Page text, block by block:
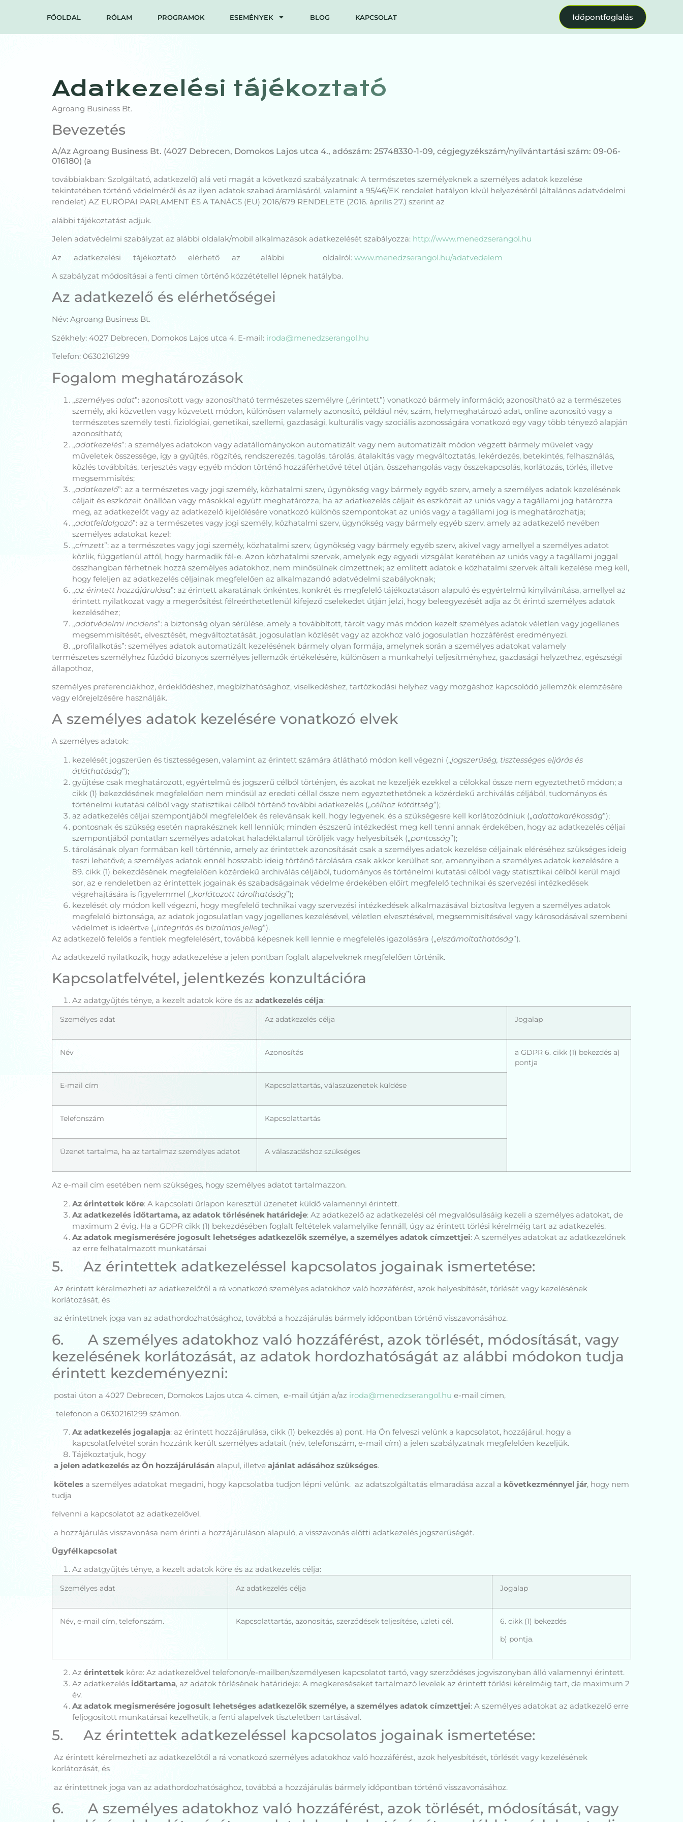
FŐOLDAL RÓLAM PROGRAMOK ESEMÉNYEK BLOG KAPCSOLAT Időpontfoglalás
Adatkezelési tájékoztató
Agroang Business Bt.
Bevezetés
A/Az Agroang Business Bt. (4027 Debrecen, Domokos Lajos utca 4., adószám: 25748330-1-09, cégjegyzékszám/nyilvántartási szám: 09-06-
016180) (a
továbbiakban: Szolgáltató, adatkezelő) alá veti magát a következő szabályzatnak: A természetes személyeknek a személyes adatok kezelése
tekintetében történő védelméről és az ilyen adatok szabad áramlásáról, valamint a 95/46/EK rendelet hatályon kívül helyezéséről (általános adatvédelmi
rendelet) AZ EURÓPAI PARLAMENT ÉS A TANÁCS (EU) 2016/679 RENDELETE (2016. április 27.) szerint az
alábbi tájékoztatást adjuk.
Jelen adatvédelmi szabályzat az alábbi oldalak/mobil alkalmazások adatkezelését szabályozza: http://www.menedzserangol.hu
Az adatkezelési tájékoztató elérhető az alábbi oldalról: www.menedzserangol.hu/adatvedelem
A szabályzat módosításai a fenti címen történő közzététellel lépnek hatályba.
Az adatkezelő és elérhetőségei
Név: Agroang Business Bt.
Székhely: 4027 Debrecen, Domokos Lajos utca 4. E-mail: iroda@menedzserangol.hu
Telefon: 06302161299
Fogalom meghatározások
„személyes adat”: azonosított vagy azonosítható természetes személyre („érintett”) vonatkozó bármely információ; azonosítható az a természetes
személy, aki közvetlen vagy közvetett módon, különösen valamely azonosító, például név, szám, helymeghatározó adat, online azonosító vagy a
természetes személy testi, fiziológiai, genetikai, szellemi, gazdasági, kulturális vagy szociális azonosságára vonatkozó egy vagy több tényező alapján
azonosítható;
„adatkezelés”: a személyes adatokon vagy adatállományokon automatizált vagy nem automatizált módon végzett bármely művelet vagy
műveletek összessége, így a gyűjtés, rögzítés, rendszerezés, tagolás, tárolás, átalakítás vagy megváltoztatás, lekérdezés, betekintés, felhasználás,
közlés továbbítás, terjesztés vagy egyéb módon történő hozzáférhetővé tétel útján, összehangolás vagy összekapcsolás, korlátozás, törlés, illetve
megsemmisítés;
„adatkezelő”: az a természetes vagy jogi személy, közhatalmi szerv, ügynökség vagy bármely egyéb szerv, amely a személyes adatok kezelésének
céljait és eszközeit önállóan vagy másokkal együtt meghatározza; ha az adatkezelés céljait és eszközeit az uniós vagy a tagállami jog határozza
meg, az adatkezelőt vagy az adatkezelő kijelölésére vonatkozó különös szempontokat az uniós vagy a tagállami jog is meghatározhatja;
„adatfeldolgozó”: az a természetes vagy jogi személy, közhatalmi szerv, ügynökség vagy bármely egyéb szerv, amely az adatkezelő nevében
személyes adatokat kezel;
„címzett”: az a természetes vagy jogi személy, közhatalmi szerv, ügynökség vagy bármely egyéb szerv, akivel vagy amellyel a személyes adatot
közlik, függetlenül attól, hogy harmadik fél-e. Azon közhatalmi szervek, amelyek egy egyedi vizsgálat keretében az uniós vagy a tagállami joggal
összhangban férhetnek hozzá személyes adatokhoz, nem minősülnek címzettnek; az említett adatok e közhatalmi szervek általi kezelése meg kell,
hogy feleljen az adatkezelés céljainak megfelelően az alkalmazandó adatvédelmi szabályoknak;
„az érintett hozzájárulása”: az érintett akaratának önkéntes, konkrét és megfelelő tájékoztatáson alapuló és egyértelmű kinyilvánítása, amellyel az
érintett nyilatkozat vagy a megerősítést félreérthetetlenül kifejező cselekedet útján jelzi, hogy beleegyezését adja az őt érintő személyes adatok
kezeléséhez;
„adatvédelmi incidens”: a biztonság olyan sérülése, amely a továbbított, tárolt vagy más módon kezelt személyes adatok véletlen vagy jogellenes
megsemmisítését, elvesztését, megváltoztatását, jogosulatlan közlését vagy az azokhoz való jogosulatlan hozzáférést eredményezi.
„profilalkotás”: személyes adatok automatizált kezelésének bármely olyan formája, amelynek során a személyes adatokat valamely
természetes személyhez fűződő bizonyos személyes jellemzők értékelésére, különösen a munkahelyi teljesítményhez, gazdasági helyzethez, egészségi
állapothoz,
személyes preferenciákhoz, érdeklődéshez, megbízhatósághoz, viselkedéshez, tartózkodási helyhez vagy mozgáshoz kapcsolódó jellemzők elemzésére
vagy előrejelzésére használják.
A személyes adatok kezelésére vonatkozó elvek
A személyes adatok:
kezelését jogszerűen és tisztességesen, valamint az érintett számára átlátható módon kell végezni („jogszerűség, tisztességes eljárás és
átláthatóság”);
gyűjtése csak meghatározott, egyértelmű és jogszerű célból történjen, és azokat ne kezeljék ezekkel a célokkal össze nem egyeztethető módon; a
cikk (1) bekezdésének megfelelően nem minősül az eredeti céllal össze nem egyeztethetőnek a közérdekű archiválás céljából, tudományos és
történelmi kutatási célból vagy statisztikai célból történő további adatkezelés („célhoz kötöttség”);
az adatkezelés céljai szempontjából megfelelőek és relevánsak kell, hogy legyenek, és a szükségesre kell korlátozódniuk („adattakarékosság”);
pontosnak és szükség esetén naprakésznek kell lenniük; minden észszerű intézkedést meg kell tenni annak érdekében, hogy az adatkezelés céljai
szempontjából pontatlan személyes adatokat haladéktalanul töröljék vagy helyesbítsék („pontosság”);
tárolásának olyan formában kell történnie, amely az érintettek azonosítását csak a személyes adatok kezelése céljainak eléréséhez szükséges ideig
teszi lehetővé; a személyes adatok ennél hosszabb ideig történő tárolására csak akkor kerülhet sor, amennyiben a személyes adatok kezelésére a
89. cikk (1) bekezdésének megfelelően közérdekű archiválás céljából, tudományos és történelmi kutatási célból vagy statisztikai célból kerül majd
sor, az e rendeletben az érintettek jogainak és szabadságainak védelme érdekében előírt megfelelő technikai és szervezési intézkedések
végrehajtására is figyelemmel („korlátozott tárolhatóság”);
kezelését oly módon kell végezni, hogy megfelelő technikai vagy szervezési intézkedések alkalmazásával biztosítva legyen a személyes adatok
megfelelő biztonsága, az adatok jogosulatlan vagy jogellenes kezelésével, véletlen elvesztésével, megsemmisítésével vagy károsodásával szembeni
védelmet is ideértve („integritás és bizalmas jelleg”).
Az adatkezelő felelős a fentiek megfelelésért, továbbá képesnek kell lennie e megfelelés igazolására („elszámoltathatóság”).
Az adatkezelő nyilatkozik, hogy adatkezelése a jelen pontban foglalt alapelveknek megfelelően történik.
Kapcsolatfelvétel, jelentkezés konzultációra
Az adatgyűjtés ténye, a kezelt adatok köre és az adatkezelés célja:
Személyes adat Az adatkezelés célja Jogalap
Név Azonosítás
a GDPR 6. cikk (1) bekezdés a)
pontja
E-mail cím Kapcsolattartás, válaszüzenetek küldése
Telefonszám Kapcsolattartás
Üzenet tartalma, ha az tartalmaz személyes adatot A válaszadáshoz szükséges
Az e-mail cím esetében nem szükséges, hogy személyes adatot tartalmazzon.
Az érintettek köre: A kapcsolati űrlapon keresztül üzenetet küldő valamennyi érintett.
Az adatkezelés időtartama, az adatok törlésének határideje: Az adatkezelő az adatkezelési cél megvalósulásáig kezeli a személyes adatokat, de
maximum 2 évig. Ha a GDPR cikk (1) bekezdésében foglalt feltételek valamelyike fennáll, úgy az érintett törlési kérelméig tart az adatkezelés.
Az adatok megismerésére jogosult lehetséges adatkezelők személye, a személyes adatok címzettjei: A személyes adatokat az adatkezelőnek
az erre felhatalmazott munkatársai
5. Az érintettek adatkezeléssel kapcsolatos jogainak ismertetése:
Az érintett kérelmezheti az adatkezelőtől a rá vonatkozó személyes adatokhoz való hozzáférést, azok helyesbítését, törlését vagy kezelésének
korlátozását, és
az érintettnek joga van az adathordozhatósághoz, továbbá a hozzájárulás bármely időpontban történő visszavonásához.
6. A személyes adatokhoz való hozzáférést, azok törlését, módosítását, vagy
kezelésének korlátozását, az adatok hordozhatóságát az alábbi módokon tudja
érintett kezdeményezni:
postai úton a 4027 Debrecen, Domokos Lajos utca 4. címen, e-mail útján a/az iroda@menedzserangol.hu e-mail címen,
telefonon a 06302161299 számon.
Az adatkezelés jogalapja: az érintett hozzájárulása, cikk (1) bekezdés a) pont. Ha Ön felveszi velünk a kapcsolatot, hozzájárul, hogy a
kapcsolatfelvétel során hozzánk került személyes adatait (név, telefonszám, e-mail cím) a jelen szabályzatnak megfelelően kezeljük.
Tájékoztatjuk, hogy
a jelen adatkezelés az Ön hozzájárulásán alapul, illetve ajánlat adásához szükséges.
köteles a személyes adatokat megadni, hogy kapcsolatba tudjon lépni velünk. az adatszolgáltatás elmaradása azzal a következménnyel jár, hogy nem
tudja
felvenni a kapcsolatot az adatkezelővel.
a hozzájárulás visszavonása nem érinti a hozzájáruláson alapuló, a visszavonás előtti adatkezelés jogszerűségét.
Ügyfélkapcsolat
Az adatgyűjtés ténye, a kezelt adatok köre és az adatkezelés célja:
Személyes adat Az adatkezelés célja Jogalap
Név, e-mail cím, telefonszám. Kapcsolattartás, azonosítás, szerződések teljesítése, üzleti cél. 6. cikk (1) bekezdés
b) pontja.
Az érintettek köre: Az adatkezelővel telefonon/e-mailben/személyesen kapcsolatot tartó, vagy szerződéses jogviszonyban álló valamennyi érintett.
Az adatkezelés időtartama, az adatok törlésének határideje: A megkereséseket tartalmazó levelek az érintett törlési kérelméig tart, de maximum 2
év.
Az adatok megismerésére jogosult lehetséges adatkezelők személye, a személyes adatok címzettjei: A személyes adatokat az adatkezelő erre
feljogosított munkatársai kezelhetik, a fenti alapelvek tiszteletben tartásával.
5. Az érintettek adatkezeléssel kapcsolatos jogainak ismertetése:
Az érintett kérelmezheti az adatkezelőtől a rá vonatkozó személyes adatokhoz való hozzáférést, azok helyesbítését, törlését vagy kezelésének
korlátozását, és
az érintettnek joga van az adathordozhatósághoz, továbbá a hozzájárulás bármely időpontban történő visszavonásához.
6. A személyes adatokhoz való hozzáférést, azok törlését, módosítását, vagy